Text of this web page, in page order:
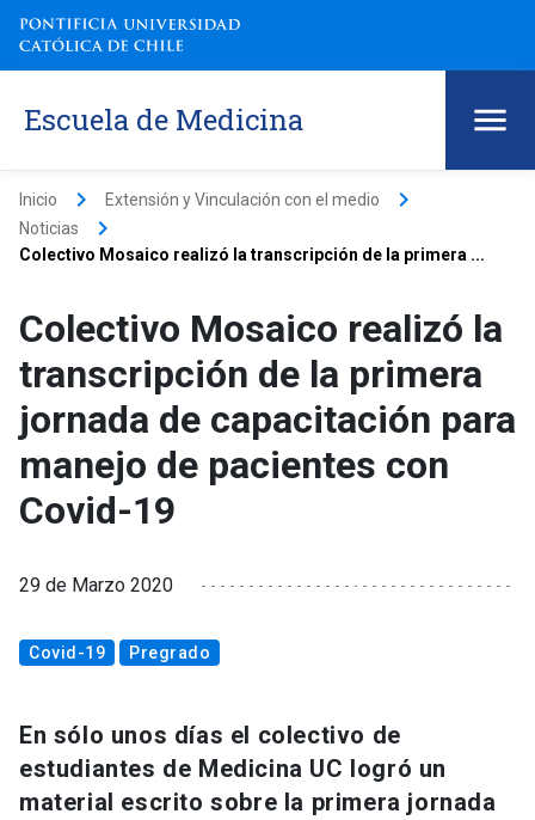
Escuela de Medicina
Inicio keyboard_arrow_right Extensión y Vinculación con el medio keyboard_arrow_right
Noticias keyboard_arrow_right
Colectivo Mosaico realizó la transcripción de la primera ...
Colectivo Mosaico realizó la
transcripción de la primera
jornada de capacitación para
manejo de pacientes con
Covid-19
29 de Marzo 2020
Covid-19 Pregrado
En sólo unos días el colectivo de
estudiantes de Medicina UC logró un
material escrito sobre la primera jornada